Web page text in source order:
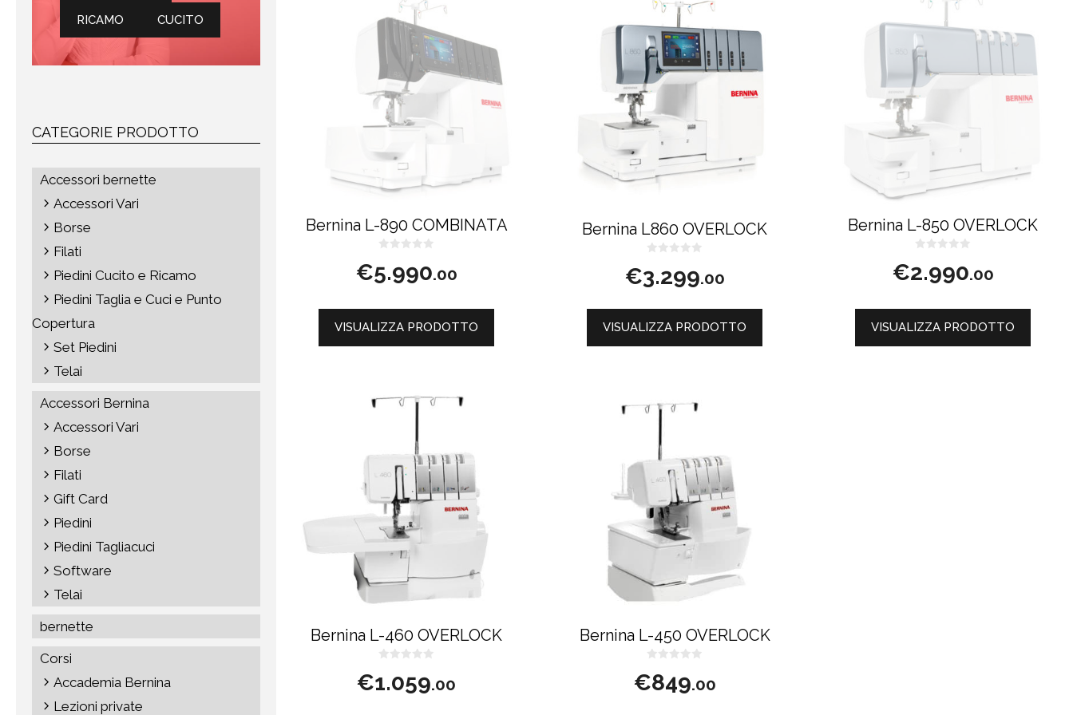
Bernina L-890 COMBINATA
s
u
€5.990.00
VISUALIZZA PRODOTTO
Bernina L860 OVERLOCK
s
u
€3.299.00
VISUALIZZA PRODOTTO
Bernina L-850 OVERLOCK
s
u
€2.990.00
VISUALIZZA PRODOTTO
Bernina L-460 OVERLOCK
s
u
€1.059.00
Bernina L-450 OVERLOCK
s
u
€849.00
RICAMO CUCITO
CATEGORIE PRODOTTO
Accessori bernette
Accessori Vari
Borse
Filati
Piedini Cucito e Ricamo
Piedini Taglia e Cuci e Punto
Copertura
Set Piedini
Telai
Accessori Bernina
Accessori Vari
Borse
Filati
Gift Card
Piedini
Piedini Tagliacuci
Software
Telai
bernette
Corsi
Accademia Bernina
Lezioni private